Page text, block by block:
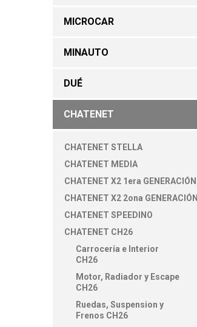
MICROCAR
MINAUTO
DUÉ
CHATENET
CHATENET STELLA
CHATENET MEDIA
CHATENET X2 1era GENERACIÓN
CHATENET X2 2ona GENERACIÓN
CHATENET SPEEDINO
CHATENET CH26
Carrocería e Interior
CH26
Motor, Radiador y Escape
CH26
Ruedas, Suspension y
Frenos CH26